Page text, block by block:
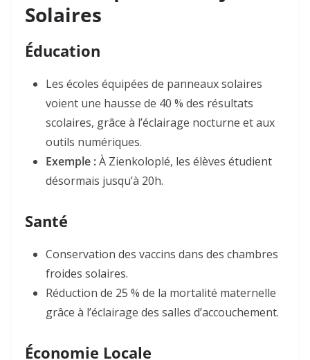
Solaires
Éducation
Les écoles équipées de panneaux solaires
voient une hausse de 40 % des résultats
scolaires, grâce à l’éclairage nocturne et aux
outils numériques.
Exemple :À Zienkoloplé, les élèves étudient
désormais jusqu’à 20h.
Santé
Conservation des vaccins dans des chambres
froides solaires.
Réduction de 25 % de la mortalité maternelle
grâce à l’éclairage des salles d’accouchement.
Économie Locale